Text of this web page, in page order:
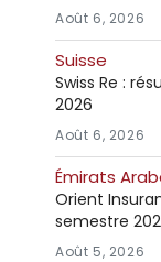
Août 6, 2026
Suisse
Swiss Re :
2026
Août 6, 2026
Émirats
Orient
semestre
Août 5, 2026